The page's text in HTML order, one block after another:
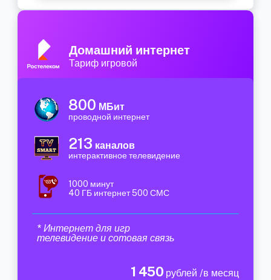
Домашний интернет
Тариф игровой
800 МБит
проводной интернет
213 каналов
интерактивное телевидение
1000 минут
40 ГБ интернет 500 СМС
* Интернет для игр
телевидение и сотовая связь
1 450 рублей /в месяц